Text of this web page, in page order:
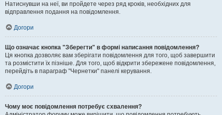
Натиснувши на неї, ви пройдете через ряд кроків, необхідних для
відправлення подання на повідомлення.
Догори
Що означає кнопка "Зберегти" в формі написання повідомлення?
Ця кнопка дозволяє вам зберігати повідомлення для того, щоб завершити
та розмістити їх пізніше. Для того, щоб відкрити збережене повідомлення,
перейдіть в параграф "Чернетки" панелі керування.
Догори
Чому моє повідомлення потребує схвалення?